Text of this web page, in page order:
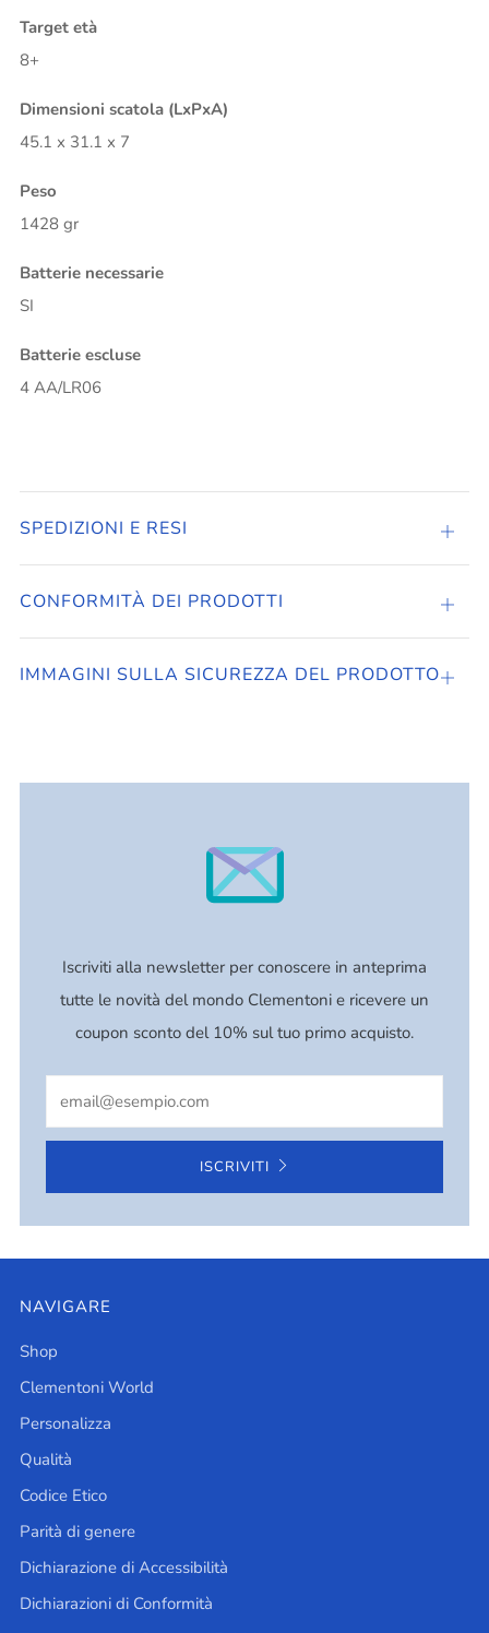
Target età
8+
Dimensioni scatola (LxPxA)
45.1 x 31.1 x 7
Peso
1428 gr
Batterie necessarie
SI
Batterie escluse
4 AA/LR06
SPEDIZIONI E RESI
Apri
CONFORMITÀ DEI PRODOTTI
Apri
IMMAGINI SULLA SICUREZZA DEL PRODOTTO
Apri
Iscriviti alla newsletter per conoscere in anteprima
tutte le novità del mondo Clementoni e ricevere un
coupon sconto del 10% sul tuo primo acquisto.
ISCRIVITI
NAVIGARE
Shop
Clementoni World
Personalizza
Qualità
Codice Etico
Parità di genere
Dichiarazione di Accessibilità
Dichiarazioni di Conformità